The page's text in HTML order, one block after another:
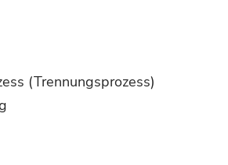
(Trennungsprozess)